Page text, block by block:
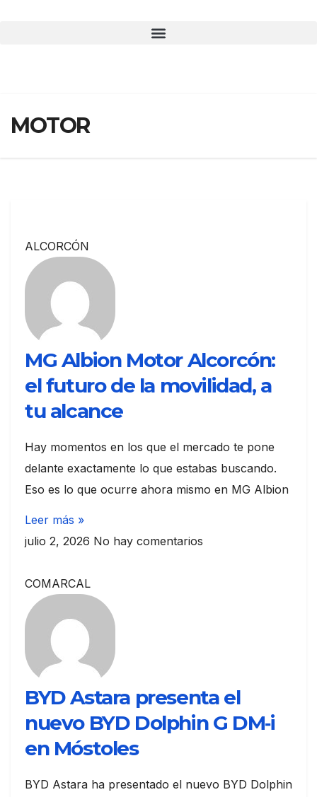
MOTOR
ALCORCÓN
MG Albion Motor Alcorcón:
el futuro de la movilidad, a
tu alcance
Hay momentos en los que el mercado te pone
delante exactamente lo que estabas buscando.
Eso es lo que ocurre ahora mismo en MG Albion
Leer más »
julio 2, 2026 No hay comentarios
COMARCAL
BYD Astara presenta el
nuevo BYD Dolphin G DM‑i
en Móstoles
BYD Astara ha presentado el nuevo BYD Dolphin